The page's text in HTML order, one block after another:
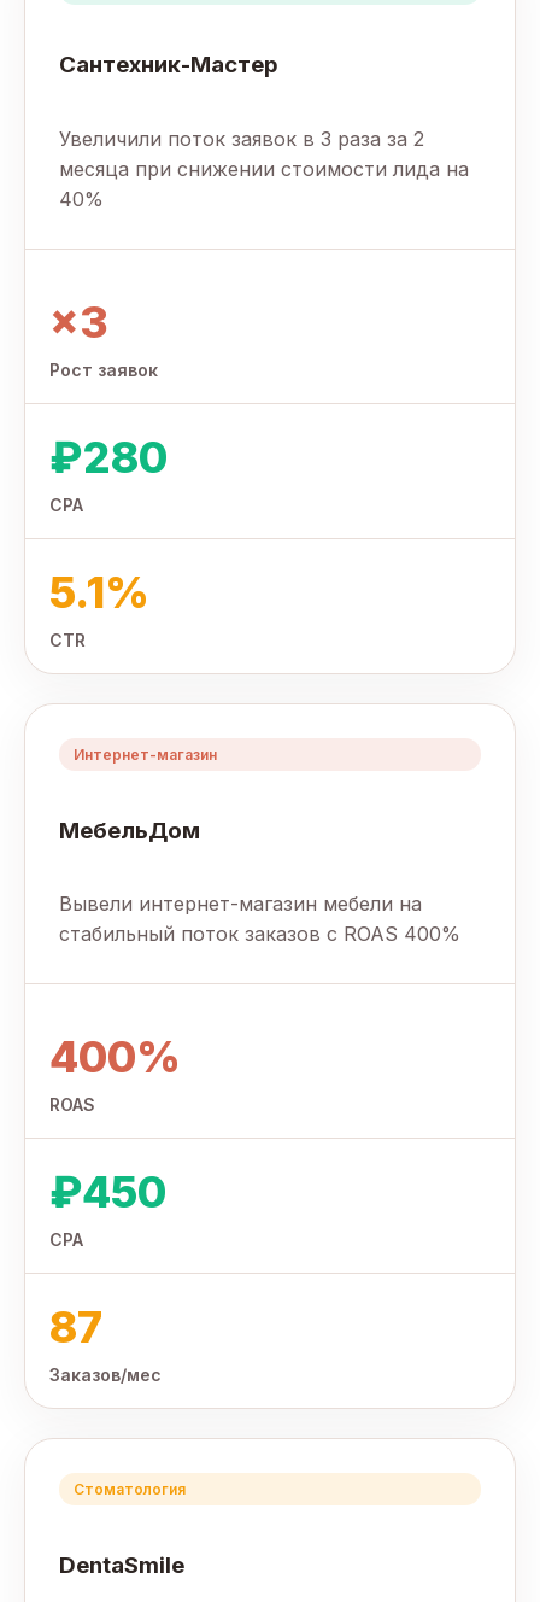
Сантехник-Мастер
Увеличили поток заявок в 3 раза за 2
месяца при снижении стоимости лида на
40%
×3
Рост заявок
₽280
CPA
5.1%
CTR
Интернет-магазин
МебельДом
Вывели интернет-магазин мебели на
стабильный поток заказов с ROAS 400%
400%
ROAS
₽450
CPA
87
Заказов/мес
Стоматология
DentaSmile